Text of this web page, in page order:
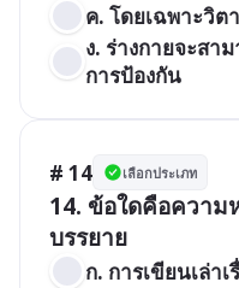
ค. โดยเฉพาะวิต
ง. ร่างกายจะสา
การป้องกัน
# 14 เลือกประเภท
14. ข้อใดคือความ
บรรยาย
ก. การเขียนเล่าเ